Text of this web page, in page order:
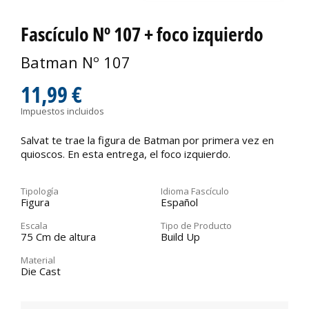
Fascículo Nº 107 + foco izquierdo
Batman Nº 107
11,99 €
Impuestos incluidos
Salvat te trae la figura de Batman por primera vez en
quioscos. En esta entrega, el foco izquierdo.
Tipología
Figura
Idioma Fascículo
Español
Escala
75 Cm de altura
Tipo de Producto
Build Up
Material
Die Cast